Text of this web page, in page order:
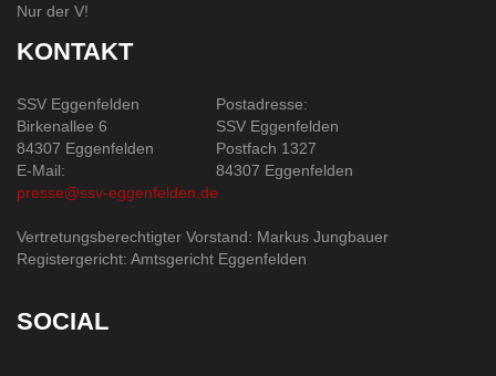
Nur der V!
KONTAKT
SSV Eggenfelden
Birkenallee 6
84307 Eggenfelden
E-Mail:
presse@ssv-eggenfelden.de
Postadresse:
SSV Eggenfelden
Postfach 1327
84307 Eggenfelden
Vertretungsberechtigter Vorstand: Markus Jungbauer
Registergericht: Amtsgericht Eggenfelden
SOCIAL